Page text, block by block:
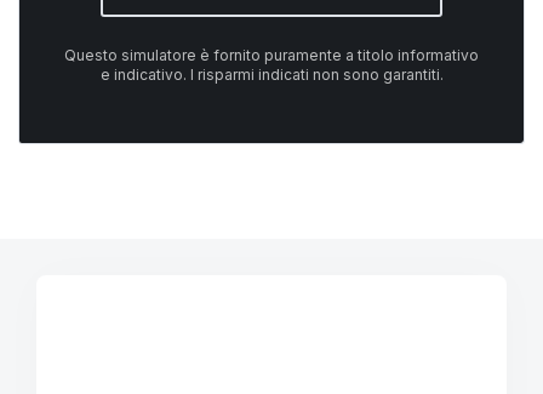
Questo simulatore è fornito puramente a titolo informativo
e indicativo. I risparmi indicati non sono garantiti.